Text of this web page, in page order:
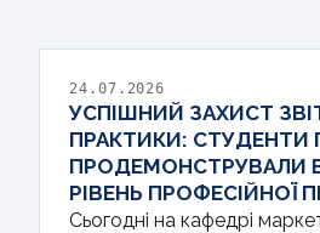
24.07.2026
УСПІШНИЙ ЗАХИСТ
ПРАКТИКИ: СТУДЕНТИ
ПРОДЕМОНСТРУВАЛИ
РІВЕНЬ ПРОФЕСІЙНОЇ
Сьогодні на кафедрі